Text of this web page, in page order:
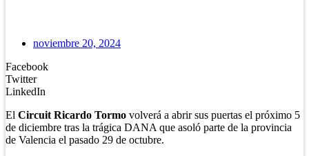
noviembre 20, 2024
Facebook
Twitter
LinkedIn
El Circuit Ricardo Tormo volverá a abrir sus puertas el próximo 5
de diciembre tras la trágica DANA que asoló parte de la provincia
de Valencia el pasado 29 de octubre.